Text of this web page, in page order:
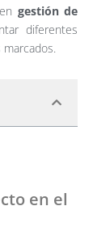
gestión de
diferentes
en el